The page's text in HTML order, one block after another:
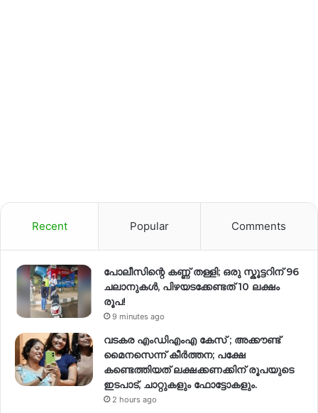
Recent Popular Comments
പോലീസിന്റെ കണ്ണ് തള്ളി; ഒരു സ്കൂട്ടറിന് 96
ചലാനുകൾ, പിഴയടക്കേണ്ടത് 10 ലക്ഷം
രൂപ!
9 minutes ago
വടകര എംഡിഎംഎ കേസ് ; അക്കൗണ്ട്
മൈനസെന്ന് കീർത്തന; പക്ഷേ
കണ്ടെത്തിയത് ലക്ഷക്കണക്കിന് രൂപയുടെ
ഇടപാട്, ചാറ്റുകളും ഫോട്ടോകളും.
2 hours ago